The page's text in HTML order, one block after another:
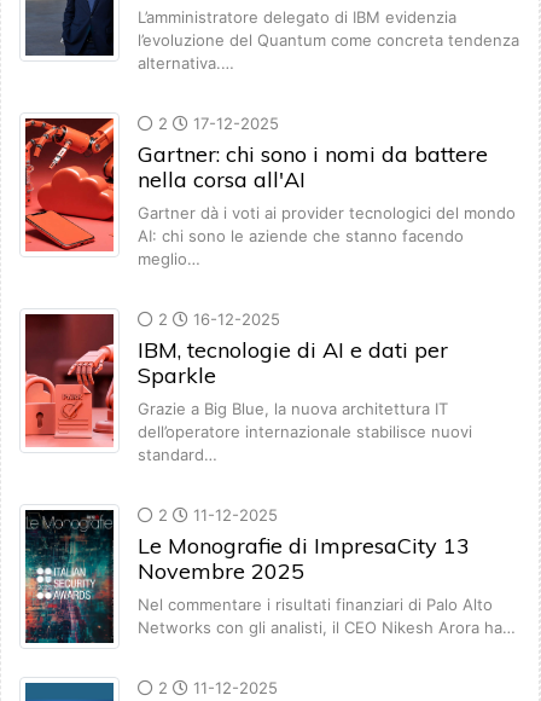
L’amministratore delegato di IBM evidenzia
l’evoluzione del Quantum come concreta tendenza
alternativa.…
2 17-12-2025
Gartner: chi sono i nomi da battere
nella corsa all'AI
Gartner dà i voti ai provider tecnologici del mondo
AI: chi sono le aziende che stanno facendo
meglio…
2 16-12-2025
IBM, tecnologie di AI e dati per
Sparkle
Grazie a Big Blue, la nuova architettura IT
dell’operatore internazionale stabilisce nuovi
standard…
2 11-12-2025
Le Monografie di ImpresaCity 13
Novembre 2025
Nel commentare i risultati finanziari di Palo Alto
Networks con gli analisti, il CEO Nikesh Arora ha…
2 11-12-2025